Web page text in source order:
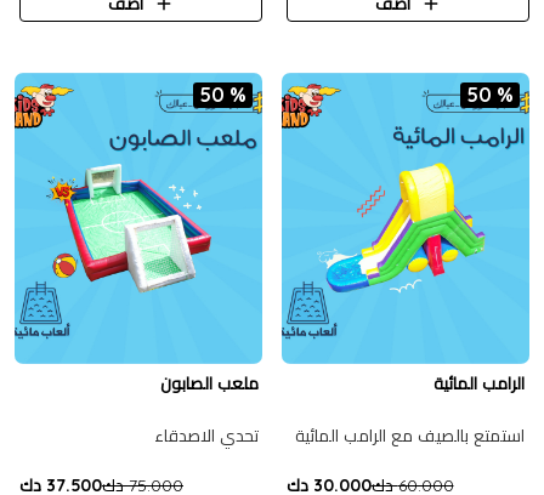
50 %
الرامب المائية
استمتع بالصيف مع الرامب المائية
60.000 دك
30.000 دك
50 %
ملعب الصابون
تحدي الاصدقاء
75.000 دك
37.500 دك